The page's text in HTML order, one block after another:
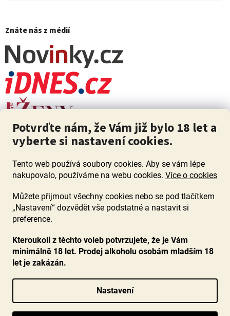
Potvrďte nám, že Vám již bylo 18 let a
vyberte si nastavení cookies.
Tento web používá soubory cookies. Aby se vám lépe
nakupovalo, používáme na webu cookies. Více o cookies
Můžete přijmout všechny cookies nebo se pod tlačítkem
„Nastavení“ dozvědět vše podstatné a nastavit si
preference.
Kteroukoli z těchto voleb potvrzujete, že je Vám
minimálně 18 let. Prodej alkoholu osobám mladším 18
let je zakázán.
Nastavení
Znáte nás z médií
ZÁKAZ PRODEJE ALKOHOLU OSOBÁM MLADŠÍM 18 LET. Pijte s
mírou i když pijete s Mírou.
Copyright 2026www.ocenenavina.cz. Všechna práva vyhrazena.